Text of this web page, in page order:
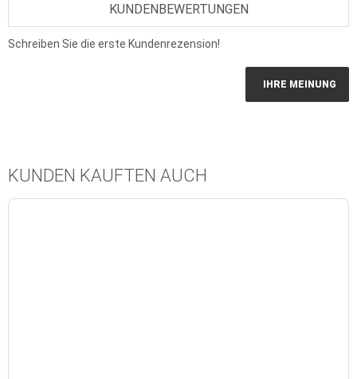
KUNDENBEWERTUNGEN
Schreiben Sie die erste Kundenrezension!
IHRE MEINUNG
KUNDEN KAUFTEN AUCH